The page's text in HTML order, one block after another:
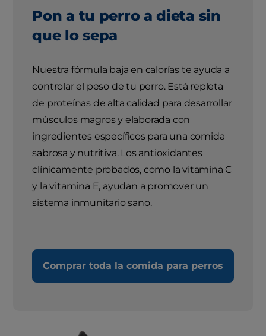
Pon a tu perro a dieta sin
que lo sepa
Nuestra fórmula baja en calorías te ayuda a
controlar el peso de tu perro. Está repleta
de proteínas de alta calidad para desarrollar
músculos magros y elaborada con
ingredientes específicos para una comida
sabrosa y nutritiva. Los antioxidantes
clínicamente probados, como la vitamina C
y la vitamina E, ayudan a promover un
sistema inmunitario sano.
Comprar toda la comida para perros